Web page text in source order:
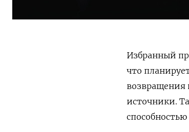
Избранный
что
источники.